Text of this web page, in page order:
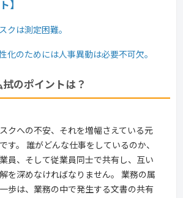
】
クは測定困難。
化のためには人事異動は必要不可欠。
のポイントは？
クへの不安、それを増幅さえている元
す。 誰がどんな仕事をしているのか、
員、そして従業員同士で共有し、互い
を深めなければなりません。 業務の属
歩は、業務の中で発生する文書の共有